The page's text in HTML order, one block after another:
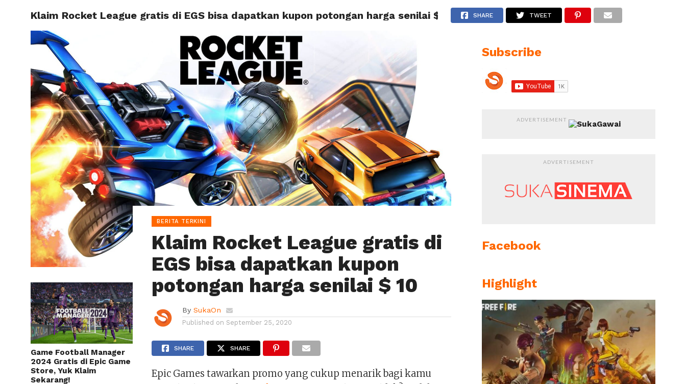
HOME BERITA TIPS & TRIK REVIEW PRESS RELEASE
Klaim Rocket League gratis di EGS bisa dapatkan kupon potongan harga senilai $ 10 SHARE TWEET
Game Football Manager
2024 Gratis di Epic Game
Store, Yuk Klaim
Sekarang!
BERITA TERKINI
Klaim Rocket League gratis di
EGS bisa dapatkan kupon
potongan harga senilai $ 10
By SukaOn
Published on September 25, 2020
SHARE SHARE
Epic Games tawarkan promo yang cukup menarik bagi kamu
Subscribe
ADVERTISEMENT
ADVERTISEMENT
Facebook
Highlight